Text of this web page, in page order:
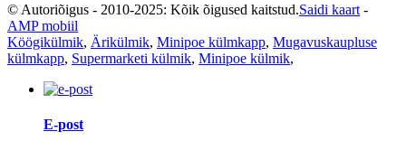
© Autoriõigus - 2010-2025: Kõik õigused kaitstud.Saidi kaart -
AMP mobiil
Köögikülmik, Ärikülmik, Minipoe külmkapp, Mugavuskaupluse
külmkapp, Supermarketi külmik, Minipoe külmik,
E-post